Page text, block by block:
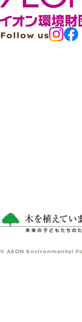
Follow us
© AEON Environmental